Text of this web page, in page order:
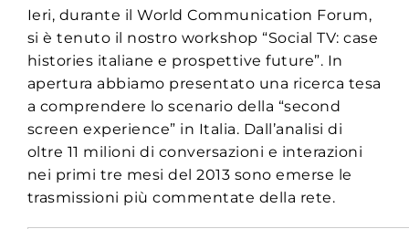
Ieri, durante il World Communication Forum,
si è tenuto il nostro workshop “Social TV: case
histories italiane e prospettive future”. In
apertura abbiamo presentato una ricerca tesa
a comprendere lo scenario della “second
screen experience” in Italia. Dall’analisi di
oltre 11 milioni di conversazioni e interazioni
nei primi tre mesi del 2013 sono emerse le
trasmissioni più commentate della rete.